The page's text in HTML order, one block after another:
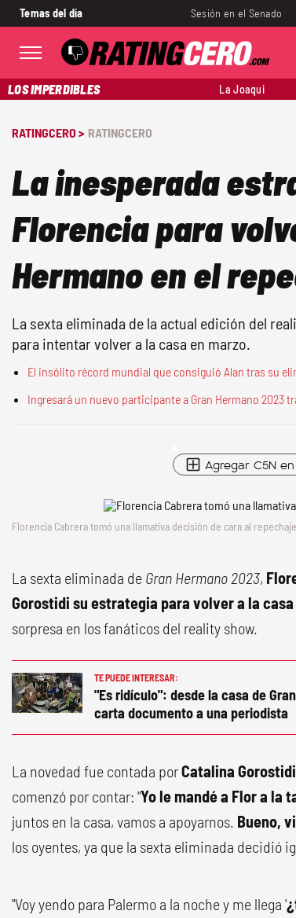
Temas del día Sesión en el Senado
LOS IMPERDIBLES La Joaqui
RATINGCERO > RATINGCERO
La inesperada
Florencia para
Hermano en el
La sexta eliminada de la actual edición del
para intentar volver a la casa en marzo.
El insólito récord mundial que consiguió Alan tras su
Ingresará un nuevo participante a Gran Hermano 2023
Agregar C5N en
Florencia Cabrera tomó una llamativa decisión de cara al
La sexta eliminada de Gran Hermano 2023,
Gorostidi su estrategia para volver a la
sorpresa en los fanáticos del reality show.
TE PUEDE INTERESAR:
"Es ridículo": desde la casa de
carta documento a una periodista
La novedad fue contada porCatalina Gorostidi
comenzó por contar: "Yo le mandé a Flor a la
juntos en la casa, vamos a apoyarnos. Bueno,
los oyentes, ya que la sexta eliminada decidió
"Voy yendo para Palermo a la noche y me llega '